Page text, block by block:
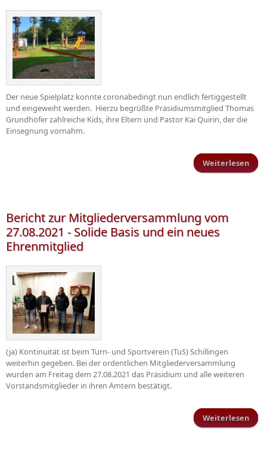
Der neue Spielplatz konnte coronabedingt nun endlich fertiggestellt
und eingeweiht werden. Hierzu begrüßte Präsidiumsmitglied Thomas
Grundhöfer zahlreiche Kids, ihre Eltern und Pastor Kai Quirin, der die
Einsegnung vornahm.
Weiterlesen
Bericht zur Mitgliederversammlung vom
27.08.2021 - Solide Basis und ein neues
Ehrenmitglied
(ja) Kontinuität ist beim Turn- und Sportverein (TuS) Schillingen
weiterhin gegeben. Bei der ordentlichen Mitgliederversammlung
wurden am Freitag dem 27.08.2021 das Präsidium und alle weiteren
Vorstandsmitglieder in ihren Ämtern bestätigt.
Weiterlesen